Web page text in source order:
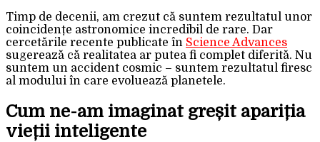
Timp de decenii, am crezut că suntem rezultatul unor
coincidențe astronomice incredibil de rare. Dar
cercetările recente publicate în Science Advances
sugerează că realitatea ar putea fi complet diferită. Nu
suntem un accident cosmic – suntem rezultatul firesc
al modului în care evoluează planetele.
Cum ne-am imaginat greșit apariția
vieții inteligente